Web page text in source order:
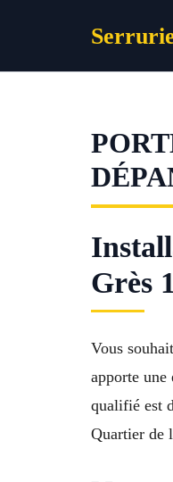
Grès
Vous
apporte
qualifié est
Quartier de